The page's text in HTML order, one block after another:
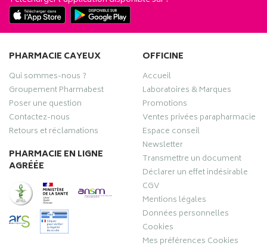
PHARMACIE CAYEUX
Qui sommes-nous ?
Groupement Pharmabest
Poser une question
Contactez-nous
Retours et réclamations
PHARMACIE EN LIGNE
AGRÉÉE
OFFICINE
Accueil
Laboratoires & Marques
Promotions
Ventes privées parapharmacie
Espace conseil
Newsletter
Transmettre un document
Déclarer un effet indésirable
CGV
Mentions légales
Données personnelles
Cookies
Mes préférences Cookies